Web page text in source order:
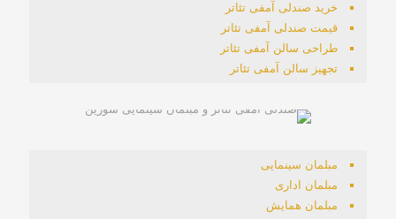
خرید صندلی آمفی تئاتر
قیمت صندلی آمفی تئاتر
طراحی سالن آمفی تئاتر
تجهیز سالن آمفی تئاتر
مبلمان سینمایی
مبلمان اداری
مبلمان همایش